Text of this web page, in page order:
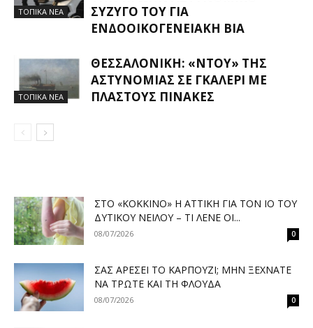
ΤΟΠΙΚΑ ΝΕΑ
ΣΎΖΥΓΌ ΤΟΥ ΓΙΑ
ΕΝΔΟΟΙΚΟΓΕΝΕΙΑΚΉ ΒΊΑ
ΤΟΠΙΚΑ ΝΕΑ
ΘΕΣΣΑΛΟΝΊΚΗ: «ΝΤΟΥ» ΤΗΣ
ΑΣΤΥΝΟΜΊΑΣ ΣΕ ΓΚΑΛΕΡΊ ΜΕ
ΠΛΑΣΤΟΎΣ ΠΊΝΑΚΕΣ
ΣΤΟ «ΚΌΚΚΙΝΟ» Η ΑΤΤΙΚΉ ΓΙΑ ΤΟΝ ΙΌ ΤΟΥ
ΔΥΤΙΚΟΎ ΝΕΊΛΟΥ – ΤΙ ΛΈΝΕ ΟΙ...
08/07/2026 0
ΣΑΣ ΑΡΈΣΕΙ ΤΟ ΚΑΡΠΟΎΖΙ; ΜΗΝ ΞΕΧΝΆΤΕ
ΝΑ ΤΡΏΤΕ ΚΑΙ ΤΗ ΦΛΟΎΔΑ
08/07/2026 0